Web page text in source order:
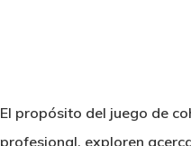
El propósito del juego de
profesional, exploren